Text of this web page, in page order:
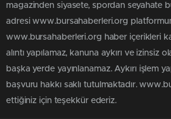
magazinden siyasete, spordan seyahate
adresi www.bursahaberleri.org
www.bursahaberleri.org haber içerikleri
alıntı yapılamaz, kanuna aykırı ve izinsiz
başka yerde yayınlanamaz. Aykırı işlem
başvuru hakkı saklı tutulmaktadır.
ettiğiniz için teşekkür ederiz.